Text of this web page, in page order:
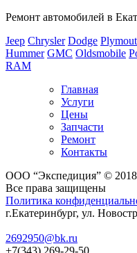
Ремонт автомобилей в
Jeep Chrysler Dodge
Hummer GMC Oldsmobile
RAM
Главная
Услуги
Цены
Запчасти
Ремонт
Контакты
ООО “Экспедиция” © 2018
Все права защищены
Политика
г.Екатеринбург, ул.
2692950@bk.ru
+7(343) 269-29-50